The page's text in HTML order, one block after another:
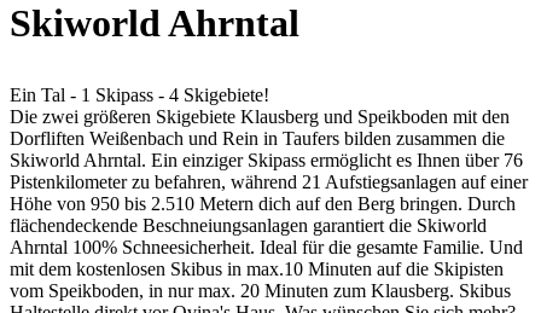
Skiworld Ahrntal
Ein Tal - 1 Skipass - 4 Skigebiete!
Die zwei größeren Skigebiete Klausberg und Speikboden mit den
Dorfliften Weißenbach und Rein in Taufers bilden zusammen die
Skiworld Ahrntal. Ein einziger Skipass ermöglicht es Ihnen über 76
Pistenkilometer zu befahren, während 21 Aufstiegsanlagen auf einer
Höhe von 950 bis 2.510 Metern dich auf den Berg bringen. Durch
flächendeckende Beschneiungsanlagen garantiert die Skiworld
Ahrntal 100% Schneesicherheit. Ideal für die gesamte Familie. Und
mit dem kostenlosen Skibus in max.10 Minuten auf die Skipisten
vom Speikboden, in nur max. 20 Minuten zum Klausberg. Skibus